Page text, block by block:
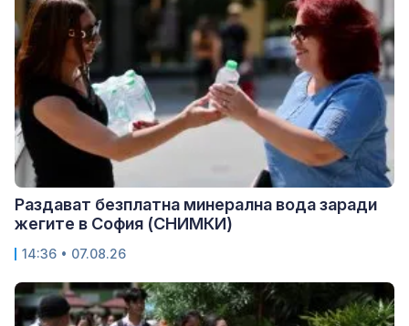
Раздават безплатна минерална вода заради
жегите в София (СНИМКИ)
14:36 • 07.08.26